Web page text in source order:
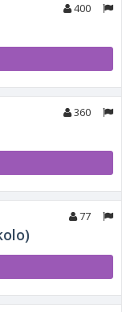
400
360
77